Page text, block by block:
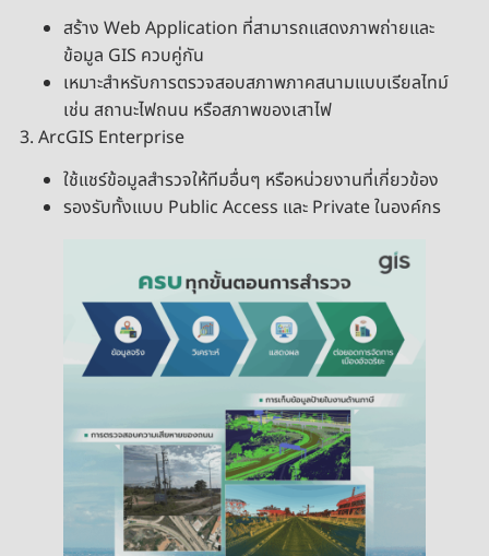
สร้าง Web Application ที่สามารถแสดงภาพถ่ายและ
ข้อมูล GIS ควบคู่กัน
เหมาะสำหรับการตรวจสอบสภาพภาคสนามแบบเรียลไทม์
เช่น สถานะไฟถนน หรือสภาพของเสาไฟ
3. ArcGIS Enterprise
ใช้แชร์ข้อมูลสำรวจให้ทีมอื่นๆ หรือหน่วยงานที่เกี่ยวข้อง
รองรับทั้งแบบ Public Access และ Private ในองค์กร